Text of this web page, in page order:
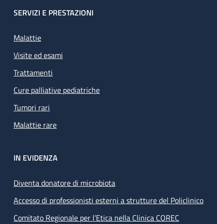
SERVIZI E PRESTAZIONI
Malattie
Visite ed esami
Trattamenti
Cure palliative pediatriche
Tumori rari
Malattie rare
IN EVIDENZA
Diventa donatore di microbiota
Accesso di professionisti esterni a strutture del Policlinico
Comitato Regionale per l’Etica nella Clinica COREC